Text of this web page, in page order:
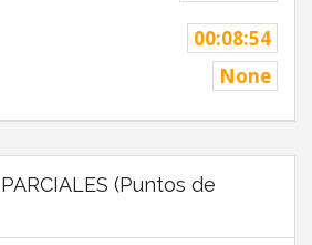
00:08:54
None
(Puntos de